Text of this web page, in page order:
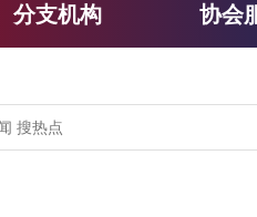
分支机构 协会